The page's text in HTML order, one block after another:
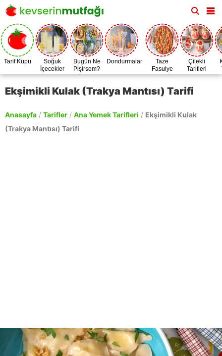
Tarif Küpü
Soğuk
İçecekler
Bugün Ne
Pişirsem?
Dondurmalar
Taze
Fasulye
Zamanı
Çilekli
Tarifleri
Ekşimikli Kulak (Trakya Mantısı) Tarifi
Anasayfa / Tarifler / Ana Yemek Tarifleri / Ekşimikli Kulak
(Trakya Mantısı) Tarifi